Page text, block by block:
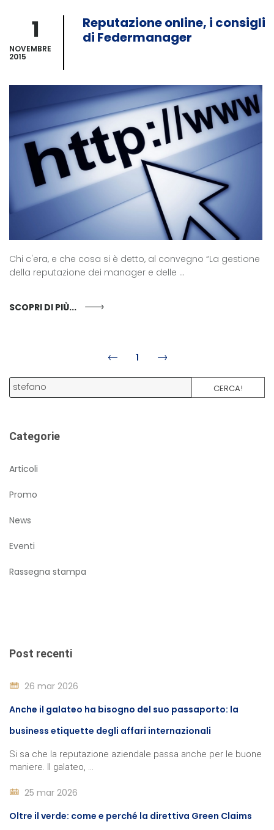
1
NOVEMBRE
2015
Reputazione online, i consigli
di Federmanager
Chi c'era, e che cosa si è detto, al convegno “La gestione
della reputazione dei manager e delle ...
SCOPRI DI PIÙ...
1
CERCA!
Categorie
Articoli
Promo
News
Eventi
Rassegna stampa
Post recenti
26 mar 2026
Anche il galateo ha bisogno del suo passaporto: la
business etiquette degli affari internazionali
Si sa che la reputazione aziendale passa anche per le buone
maniere. Il galateo, ...
25 mar 2026
Oltre il verde: come e perché la direttiva Green Claims